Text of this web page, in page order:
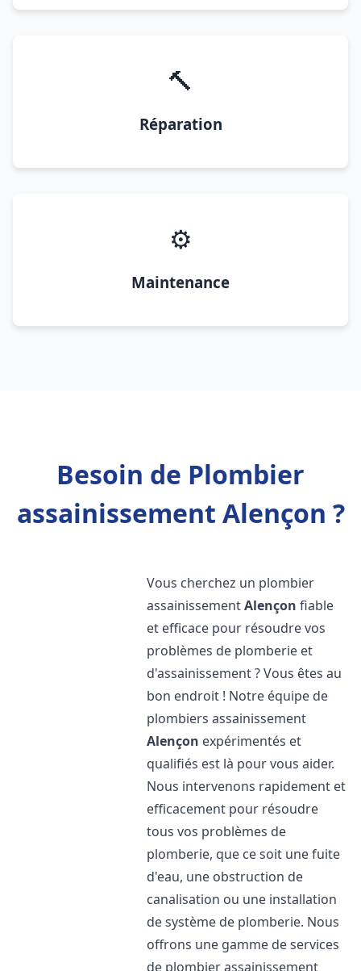
🔨
Réparation
⚙️
Maintenance
Besoin de Plombier
assainissement Alençon ?
Vous cherchez un plombier
assainissementAlençon fiable
et efficace pour résoudre vos
problèmes de plomberie et
d'assainissement ? Vous êtes au
bon endroit ! Notre équipe de
plombiers assainissement
Alençon expérimentés et
qualifiés est là pour vous aider.
Nous intervenons rapidement et
efficacement pour résoudre
tous vos problèmes de
plomberie, que ce soit une fuite
d'eau, une obstruction de
canalisation ou une installation
de système de plomberie. Nous
offrons une gamme de services
de plombier assainissement